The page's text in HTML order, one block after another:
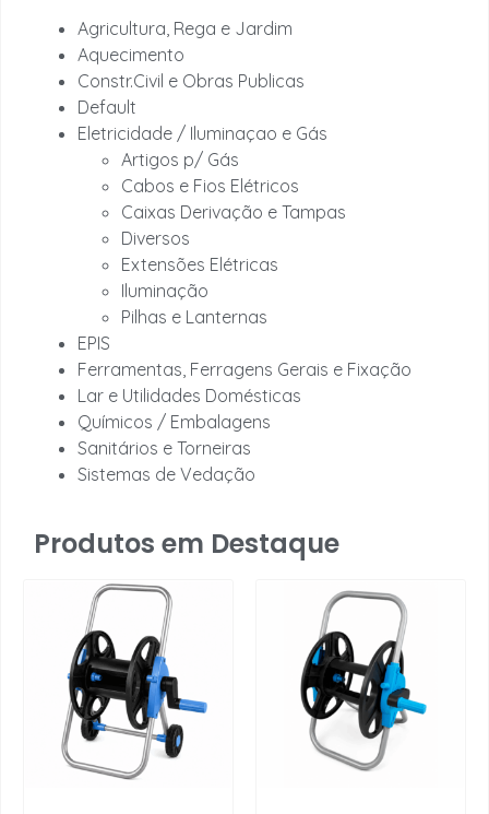
Agricultura, Rega e Jardim
Aquecimento
Constr.Civil e Obras Publicas
Default
Eletricidade / Iluminaçao e Gás
Artigos p/ Gás
Cabos e Fios Elétricos
Caixas Derivação e Tampas
Diversos
Extensões Elétricas
Iluminação
Pilhas e Lanternas
EPIS
Ferramentas, Ferragens Gerais e Fixação
Lar e Utilidades Domésticas
Químicos / Embalagens
Sanitários e Torneiras
Sistemas de Vedação
Produtos em Destaque